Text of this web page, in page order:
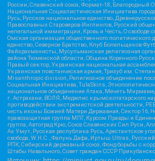
России, Славянский союз, Формат-18, Благородный
Национальная Социалистическая Инициатива
Русь, Русское национальное единство,
Православных Староверов-Инглингов, Русский
нелегальной иммиграции, Кровь и Честь, О свободе
Омская организация общественного политического
единство, Северное Братство, Клуб Болельщиков
Файзрахманисты, Мусульманская религиозная
района Тюменской области, Община Коренного
Правый сектор, Украинская национальная
Украинская повстанческая армия, Тризуб им.
Misanthropic division, Религиозное объединение
Социальная Инициатива, TulaSkins,
национальное объединение Атака, Мечеть
г. Астрахани, ВОЛЯ, Меджлис крымскотатарского
противодействии экстремистской деятельности,
честь иконы Божией Матери Державная, Сектор 16,
правозащитная группа МПГ, Курсом Правды и
группа, Автоград Крю, Союз Славянских Сил Руси,
Ак Умут, Русская республика Русь, Арестантское
свобода, W.H.С., Фалунь Дафа, Иртыш Ultras,
РПК, Сибирский державный союз, Фонд борьбы с
Штабы Навального, Совет граждан СССР